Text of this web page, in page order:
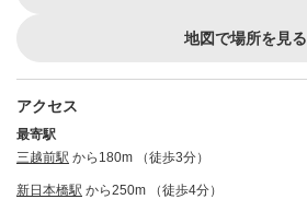
地図で場所を見る
アクセス
最寄駅
三越前駅 から180m （徒歩3分）
新日本橋駅 から250m （徒歩4分）